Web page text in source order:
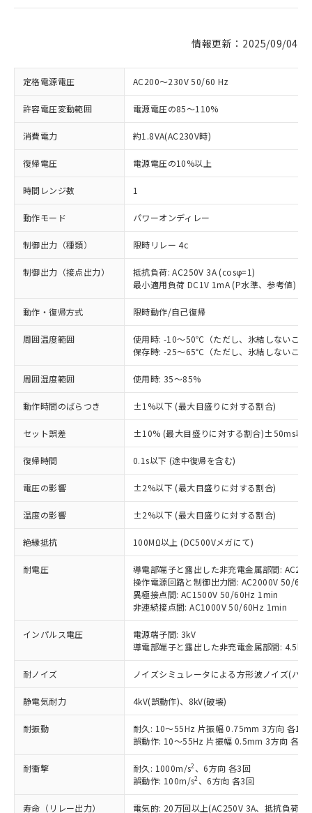
情報更新：2025/09/04
定格電源電圧 AC200～230V 50/60 Hz
許容電圧変動範囲 電源電圧の85～110%
消費電力 約1.8VA(AC230V時)
復帰電圧 電源電圧の10%以上
時間レンジ数 1
動作モード パワーオンディレー
制御出力（種類） 限時リレー 4c
制御出力（接点出力）
抵抗負荷: AC250V 3A (cosφ=1)
最小適用負荷 DC1V 1mA (P水準、参考値)
動作・復帰方式 限時動作/自己復帰
周囲温度範囲
使用時: -10～50℃（ただし、氷結しないこと
保存時: -25～65℃（ただし、氷結しないこと
周囲湿度範囲 使用時: 35～85%
動作時間のばらつき ±1%以下 (最大目盛りに対する割合)
セット誤差 ±10% (最大目盛りに対する割合)±50ms以下
復帰時間 0.1s以下 (途中復帰を含む)
電圧の影響 ±2%以下 (最大目盛りに対する割合)
温度の影響 ±2%以下 (最大目盛りに対する割合)
絶縁抵抗 100MΩ以上 (DC500Vメガにて)
耐電圧
導電部端子と露出した非充電金属部間:
操作電源回路と制御出力間: AC2000V 50/
異極接点間: AC1500V 50/60Hz 1min
非連続接点間: AC1000V 50/60Hz 1min
インパルス電圧
電源端子間: 3kV
導電部端子と露出した非充電金属部間: 4.5kV
耐ノイズ ノイズシミュレータによる方形波ノイズ(パ
静電気耐力 4kV(誤動作)、8kV(破壊)
耐振動
耐久: 10～55Hz 片振幅 0.75mm 3方向 各1h
誤動作: 10～55Hz 片振幅 0.5mm 3方向 各
耐衝撃 耐久: 1000m/s2 、6方向 各3回
誤動作: 100m/s2 、6方向 各3回
寿命（リレー出力） 電気的: 20万回以上(AC250V 3A、抵抗負荷
ご利用条件
以下の条件をお読みいただき、同意のうえ
ご利用ください。
本サービスは、当社制御機器事業取扱
商品の当社在庫状況および標準価格
(税抜)を提供させていただくもので
当社制御機器事業取扱商品の中には、
本サービスの対象外となる商品もある
ことをご了承ください。
在庫状況および標準価格照会結果は、
記載している更新日時点での社内デー
タに基づき作成されるものであり、閲
覧された時点での実際の在庫および標
準価格とは異なる場合があることをご
※1 対応状況
対応済み：EU RoHS指令（10物質）の
非含有に対応した製品が提供可能な商品で
す。
対応予定：EU RoHS指令（10物質）の非含
有に対応した製品に切り替える予定のある
対応予定なし：EU RoHS指令（10物質）の
非含有に非対応の商品で、対応品を出す予
調査・確認中：EU RoHS指令（10物質）の
商品です。
非該当品：ライセンス料など無形物で、有
害物質有無と関係のない商品です。
仕入先様の事情により、非含有部品として
いたものが、含有品と判明した場合などや
むを得ず変更することがあります。
*EU RoHS指令（10物質）：
鉛(Pb) 1000ppm以下、 水銀(Hg) 1000ppm以下、 カド
ミウム(Cd) 100ppm以下、
六価クロム(Cr(Ⅵ)) 1000ppm以下、ポリ臭化ビフェニル
※1 中国RoHS○×表
基準値以下であることを示します。
「×」：最大均質材料含有率が中国RoHSの
基準値を超えていることを示します。
「－」：未確認です。当社販売部門へお問
い合わせください。
*中国RoHS10物質の基準値 (GB/T26572)：
Pb(鉛) :1000ppm、 Hg(水銀) : 1000ppm、 Cd(カドミウ
ム) : 100ppm、
当社は、これら貴社製品のうち、外国
為替および外国貿易法に定める商品
（以下｢規制貨物等」という）を輸出
または国外への提供する場合は、日本
国政府の輸出許可(または役務取引許
可)を取得するなどの必要な手続きを